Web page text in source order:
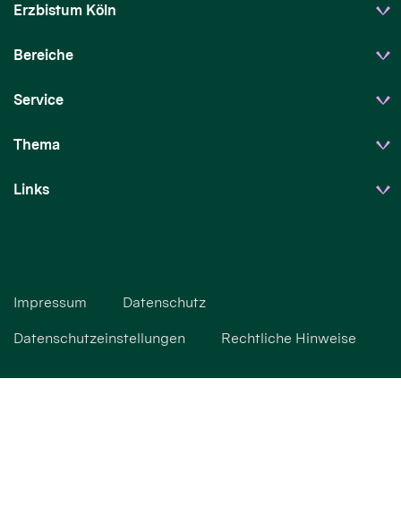
Erzbistum Köln
Bereiche
Service
Thema
Links
Impressum Datenschutz
Datenschutzeinstellungen Rechtliche Hinweise